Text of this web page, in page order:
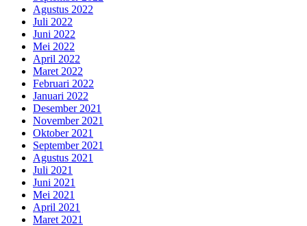
Agustus 2022
Juli 2022
Juni 2022
Mei 2022
April 2022
Maret 2022
Februari 2022
Januari 2022
Desember 2021
November 2021
Oktober 2021
September 2021
Agustus 2021
Juli 2021
Juni 2021
Mei 2021
April 2021
Maret 2021